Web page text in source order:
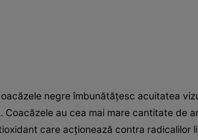
negre îmbunătăţesc acuitatea
Coacăzele au cea mai mare cantitate de
care acţionează contra radicalilor